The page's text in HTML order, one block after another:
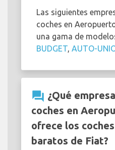
Las siguientes
coches en
una gama de
BUDGET, AUTO-
question_answer ¿Qué
coches en
ofrece los
baratos de Fiat?